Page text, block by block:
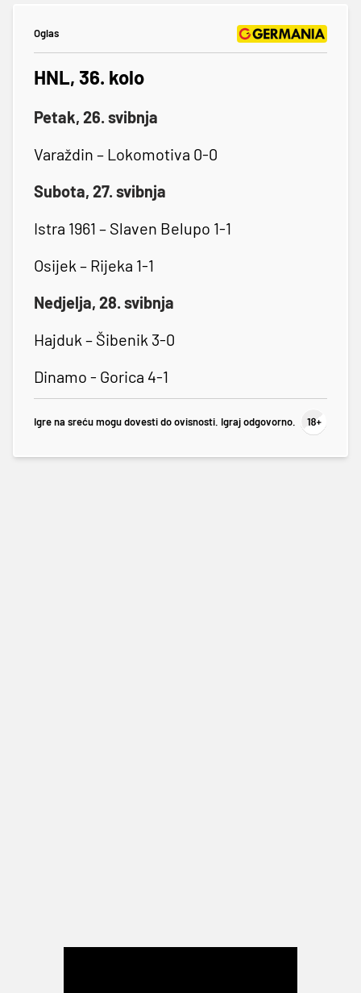
Oglas
HNL, 36. kolo
Petak, 26. svibnja
Varaždin – Lokomotiva 0-0
Subota, 27. svibnja
Istra 1961 – Slaven Belupo 1-1
Osijek – Rijeka 1-1
Nedjelja, 28. svibnja
Hajduk – Šibenik 3-0
Dinamo - Gorica 4-1
Igre na sreću mogu dovesti do ovisnosti. Igraj odgovorno.